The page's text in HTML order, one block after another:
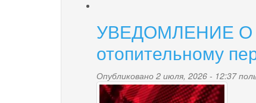
на
предоставление
субсидий
коренных
малочисленных
народов
УВЕДОМЛЕНИЕ О
отопительному
Опубликовано 2 июля, 2026 - 12:37
news-